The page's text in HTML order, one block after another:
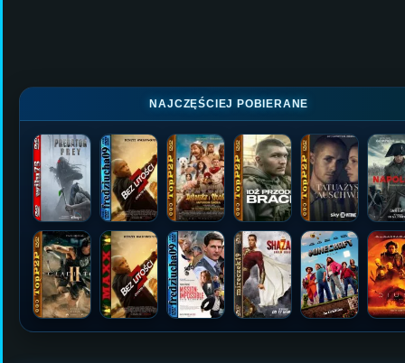
NAJCZĘŚCIEJ POBIERANE